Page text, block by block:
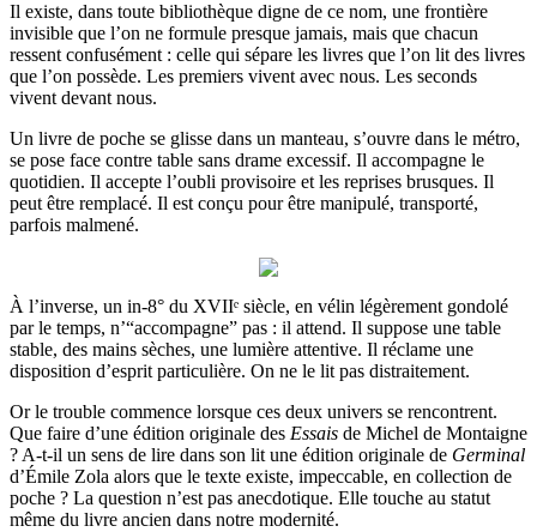
Il existe, dans toute bibliothèque digne de ce nom, une frontière
invisible que l’on ne formule presque jamais, mais que chacun
ressent confusément : celle qui sépare les livres que l’on lit des livres
que l’on possède. Les premiers vivent avec nous. Les seconds
vivent devant nous.
Un livre de poche se glisse dans un manteau, s’ouvre dans le métro,
se pose face contre table sans drame excessif. Il accompagne le
quotidien. Il accepte l’oubli provisoire et les reprises brusques. Il
peut être remplacé. Il est conçu pour être manipulé, transporté,
parfois malmené.
À l’inverse, un in-8° du XVIIᵉ siècle, en vélin légèrement gondolé
par le temps, n’“accompagne” pas : il attend. Il suppose une table
stable, des mains sèches, une lumière attentive. Il réclame une
disposition d’esprit particulière. On ne le lit pas distraitement.
Or le trouble commence lorsque ces deux univers se rencontrent.
Que faire d’une édition originale des Essais de Michel de Montaigne
? A-t-il un sens de lire dans son lit une édition originale de Germinal
d’Émile Zola alors que le texte existe, impeccable, en collection de
poche ? La question n’est pas anecdotique. Elle touche au statut
même du livre ancien dans notre modernité.